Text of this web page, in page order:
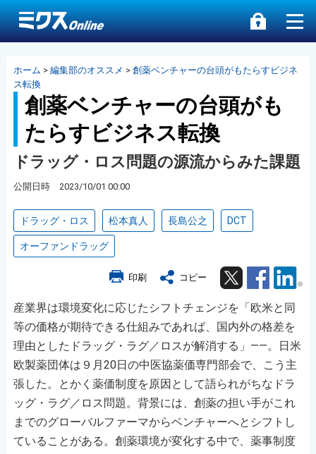
ホーム > 編集部のオススメ > 創薬ベンチャーの台頭がもたらすビジネ
ス転換
創薬ベンチャーの台頭がも
たらすビジネス転換
ドラッグ・ロス問題の源流からみた課題
公開日時 2023/10/01 00:00
ドラッグ・ロス 松本真人 長島公之 DCT
オーファンドラッグ
印刷 コピー Twitter Facebook
産業界は環境変化に応じたシフトチェンジを「欧米と同
等の価格が期待できる仕組みであれば、国内外の格差を
理由としたドラッグ・ラグ／ロスが解消する」――。日米
欧製薬団体は９月20日の中医協薬価専門部会で、こう主
張した。とかく薬価制度を原因として語られがちなドラ
ッグ・ラグ／ロス問題。背景には、創薬の担い手がこれ
までのグローバルファーマからベンチャーへとシフトし
ていることがある。創薬環境が変化する中で、薬事制度